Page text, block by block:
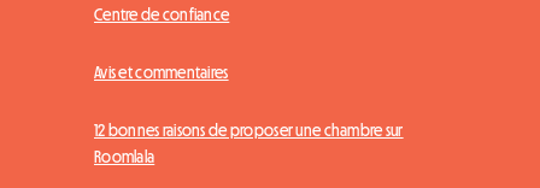
Centre de confiance
Avis et commentaires
12 bonnes raisons de proposer une chambre sur
Roomlala